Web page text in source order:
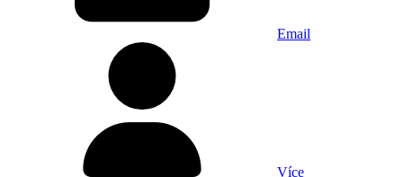
Email
Více